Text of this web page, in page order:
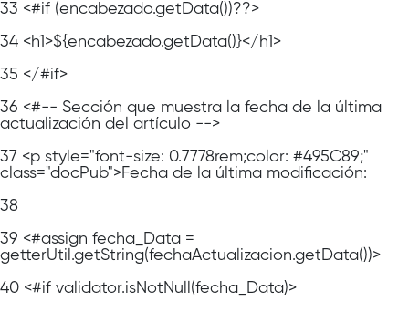
33 <#if (encabezado.getData())??>
34 <h1>${encabezado.getData()}</h1>
35 </#if>
36 <#-- Sección que muestra la fecha de la última
actualización del artículo -->
37 <p style="font-size: 0.7778rem;color: #495C89;"
class="docPub">Fecha de la última modificación:
38
39 <#assign fecha_Data =
getterUtil.getString(fechaActualizacion.getData())>
40 <#if validator.isNotNull(fecha_Data)>